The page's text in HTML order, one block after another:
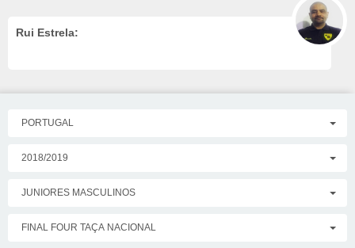
Rui Estrela:
PORTUGAL
2018/2019
JUNIORES MASCULINOS
FINAL FOUR TAÇA NACIONAL